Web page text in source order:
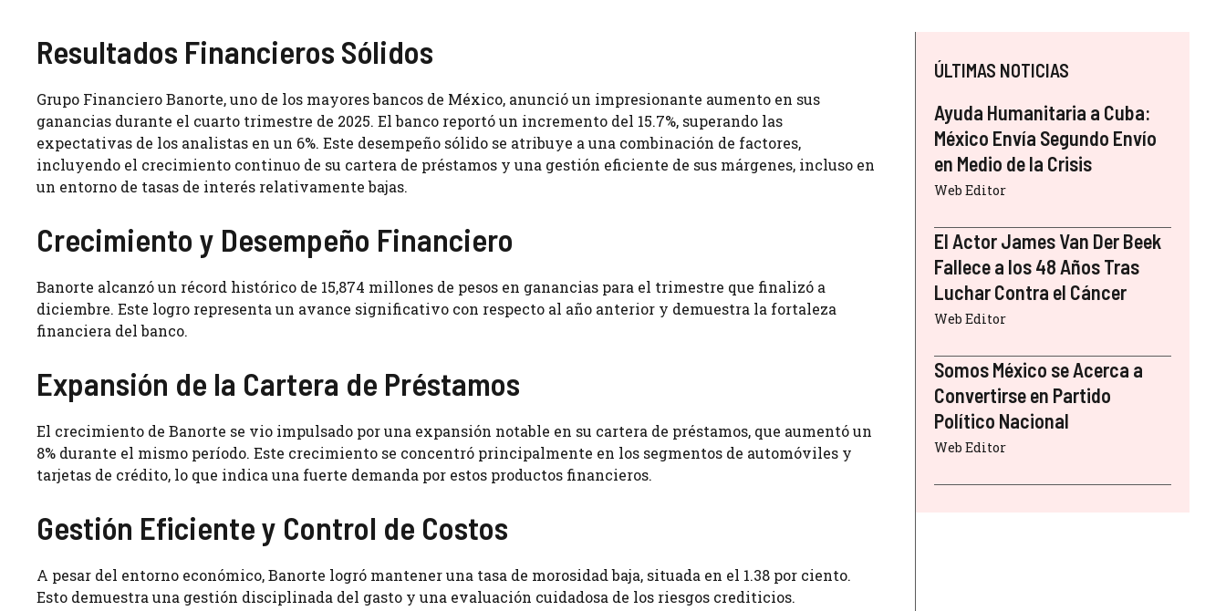
Resultados Financieros Sólidos
Grupo Financiero Banorte, uno de los mayores bancos de México, anunció un impresionante aumento en sus
ganancias durante el cuarto trimestre de 2025. El banco reportó un incremento del 15.7%, superando las
expectativas de los analistas en un 6%. Este desempeño sólido se atribuye a una combinación de factores,
incluyendo el crecimiento continuo de su cartera de préstamos y una gestión eficiente de sus márgenes, incluso en
un entorno de tasas de interés relativamente bajas.
Crecimiento y Desempeño Financiero
Banorte alcanzó un récord histórico de 15,874 millones de pesos en ganancias para el trimestre que finalizó a
diciembre. Este logro representa un avance significativo con respecto al año anterior y demuestra la fortaleza
financiera del banco.
Expansión de la Cartera de Préstamos
El crecimiento de Banorte se vio impulsado por una expansión notable en su cartera de préstamos, que aumentó un
8% durante el mismo período. Este crecimiento se concentró principalmente en los segmentos de automóviles y
tarjetas de crédito, lo que indica una fuerte demanda por estos productos financieros.
Gestión Eficiente y Control de Costos
A pesar del entorno económico, Banorte logró mantener una tasa de morosidad baja, situada en el 1.38 por ciento.
Esto demuestra una gestión disciplinada del gasto y una evaluación cuidadosa de los riesgos crediticios.
ÚLTIMAS NOTICIAS
Ayuda Humanitaria a Cuba:
México Envía Segundo Envío
en Medio de la Crisis
Web Editor
El Actor James Van Der Beek
Fallece a los 48 Años Tras
Luchar Contra el Cáncer
Web Editor
Somos México se Acerca a
Convertirse en Partido
Político Nacional
Web Editor